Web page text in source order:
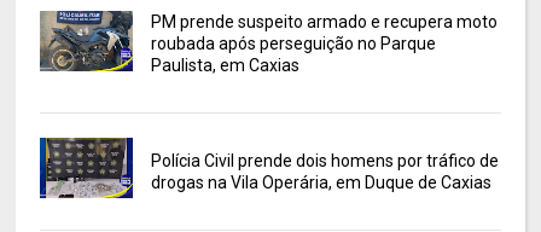
PM prende suspeito armado e recupera moto
roubada após perseguição no Parque
Paulista, em Caxias
Polícia Civil prende dois homens por tráfico de
drogas na Vila Operária, em Duque de Caxias